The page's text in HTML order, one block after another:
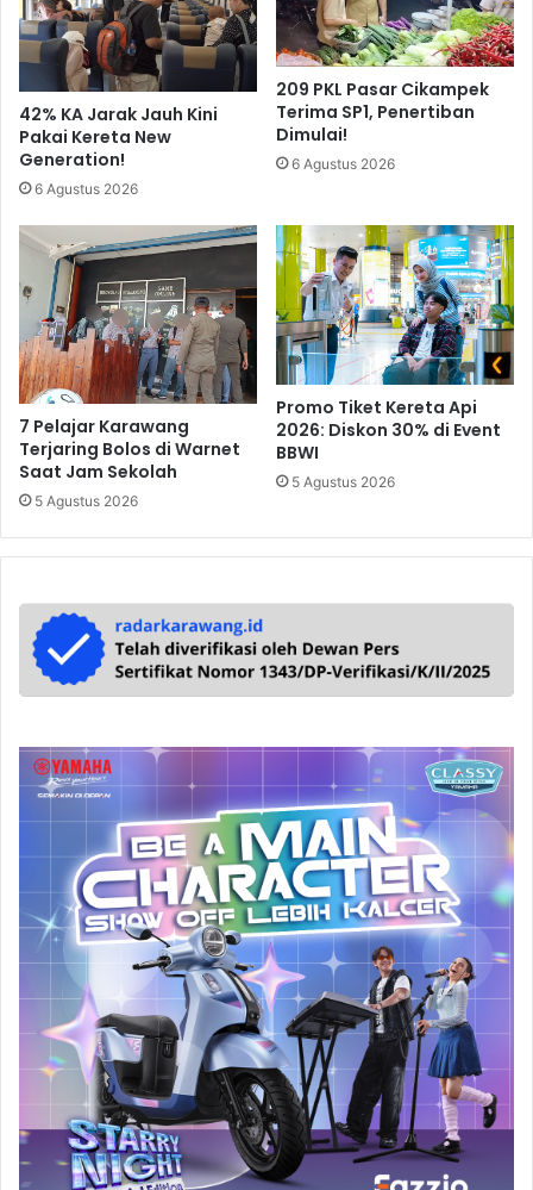
42% KA Jarak Jauh Kini
Pakai Kereta New
Generation!
6 Agustus 2026
209 PKL Pasar Cikampek
Terima SP1, Penertiban
Dimulai!
6 Agustus 2026
7 Pelajar Karawang
Terjaring Bolos di Warnet
Saat Jam Sekolah
5 Agustus 2026
Promo Tiket Kereta Api
2026: Diskon 30% di Event
BBWI
5 Agustus 2026